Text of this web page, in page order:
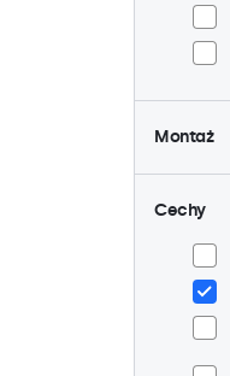
Montaż
Cechy